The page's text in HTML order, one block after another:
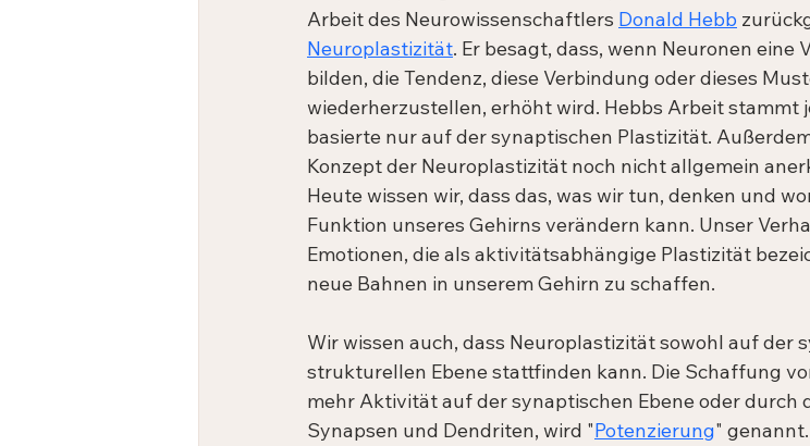
Arbeit des Neurowissenschaftlers Donald Hebb
Neuroplastizität. Er besagt, dass, wenn Neuronen
bilden, die Tendenz, diese Verbindung oder dieses
wiederherzustellen, erhöht wird. Hebbs Arbeit stammt
basierte nur auf der synaptischen Plastizität.
Konzept der Neuroplastizität noch nicht allgemein
Heute wissen wir, dass das, was wir tun, denken und
Funktion unseres Gehirns verändern kann. Unser
Emotionen, die als aktivitätsabhängige Plastizität
neue Bahnen in unserem Gehirn zu schaffen.
Wir wissen auch, dass Neuroplastizität sowohl auf der
strukturellen Ebene stattfinden kann. Die Schaffung
mehr Aktivität auf der synaptischen Ebene oder durch
Synapsen und Dendriten, wird "Potenzierung"